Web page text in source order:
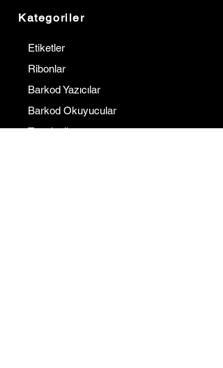
Kategoriler
Etiketler
Ribonlar
Barkod Yazıcılar
Barkod Okuyucular
Terminaller